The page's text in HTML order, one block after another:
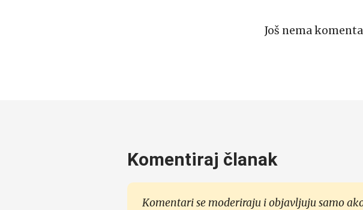
Još nema
Komentiraj članak
Komentari se moderiraju i objavljuju samo